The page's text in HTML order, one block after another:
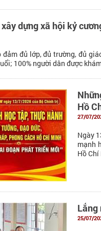
dựng xã hội kỷ
đảm đủ lớp, đủ trường, đủ
100% người dân được
Hồ
27/07/
Ngày
mạnh
Hồ
Lắng
25/07/